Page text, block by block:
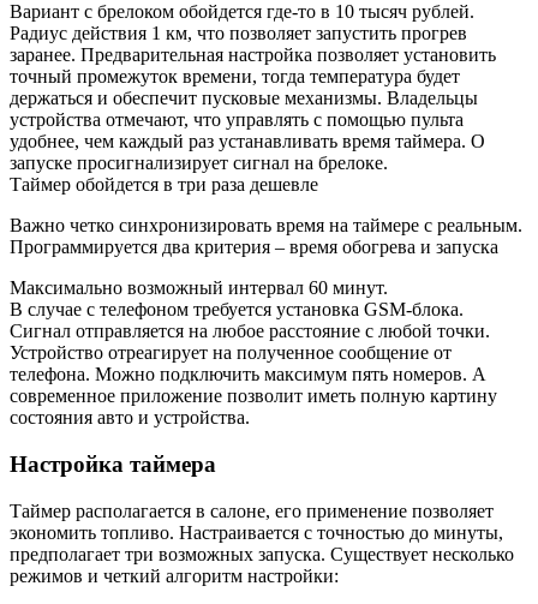
Вариант с брелоком обойдется где-то в 10 тысяч рублей.
Радиус действия 1 км, что позволяет запустить прогрев
заранее. Предварительная настройка позволяет установить
точный промежуток времени, тогда температура будет
держаться и обеспечит пусковые механизмы. Владельцы
устройства отмечают, что управлять с помощью пульта
удобнее, чем каждый раз устанавливать время таймера. О
запуске просигнализирует сигнал на брелоке.
Таймер обойдется в три раза дешевле
Важно четко синхронизировать время на таймере с реальным.
Программируется два критерия – время обогрева и запуска
Максимально возможный интервал 60 минут.
В случае с телефоном требуется установка GSM-блока.
Сигнал отправляется на любое расстояние с любой точки.
Устройство отреагирует на полученное сообщение от
телефона. Можно подключить максимум пять номеров. А
современное приложение позволит иметь полную картину
состояния авто и устройства.
Настройка таймера
Таймер располагается в салоне, его применение позволяет
экономить топливо. Настраивается с точностью до минуты,
предполагает три возможных запуска. Существует несколько
режимов и четкий алгоритм настройки: